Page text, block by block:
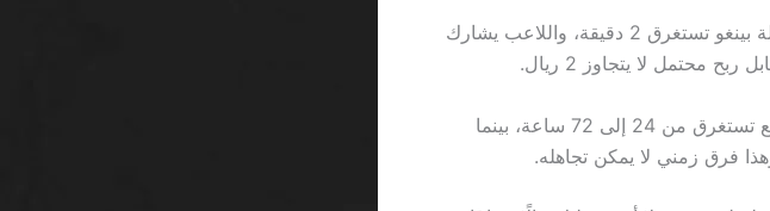
التحليل يتضمن حساب الوقت الضائع: إذا كان كل جولة بينغو تستغرق 2 دقيقة، واللاعب يشارك
وإضافةً إلى ذلك، سياسات السحب في معظم المواقع تستغرق من 24 إلى 72 ساعة، بينما